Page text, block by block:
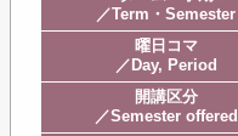
／Term・Semester
曜日コマ
／Day, Period
開講区分
／Semester offered